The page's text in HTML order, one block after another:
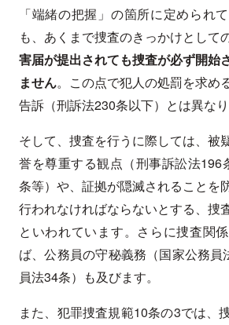
「端緒の把握」の箇所に定められ
も、あくまで捜査のきっかけとして
害届が提出されても捜査が必ず開始
ません。この点で犯人の処罰を求め
告訴（刑訴法230条以下）とは異なり
そして、捜査を行うに際しては、被
誉を尊重する観点（刑事訴訟法196
条等）や、証拠が隠滅されることを
行われなければならないとする、捜
といわれています。さらに捜査関
ば、公務員の守秘義務（国家公務員
員法34条）も及びます。
また、犯罪捜査規範10条の3では、